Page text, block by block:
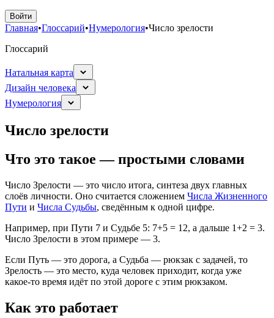
Войти
Главная•Глоссарий•Нумерология•Число зрелости
Глоссарий
Натальная карта
Дизайн человека
Нумерология
Число зрелости
Что это такое — простыми словами
Число Зрелости — это число итога, синтеза двух главных
слоёв личности. Оно считается сложением Числа Жизненного
Пути и Числа Судьбы, сведённым к одной цифре.
Например, при Пути 7 и Судьбе 5: 7+5 = 12, а дальше 1+2 = 3.
Число Зрелости в этом примере — 3.
Если Путь — это дорога, а Судьба — рюкзак с задачей, то
Зрелость — это место, куда человек приходит, когда уже
какое-то время идёт по этой дороге с этим рюкзаком.
Как это работает